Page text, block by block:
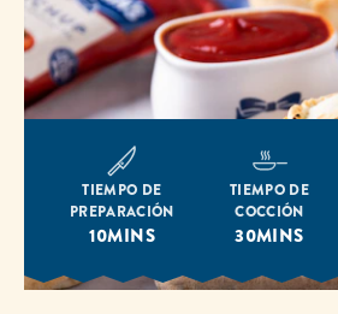
TIEMPO DE
PREPARACIÓN
10MINS
TIEMPO DE
COCCIÓN
30MINS